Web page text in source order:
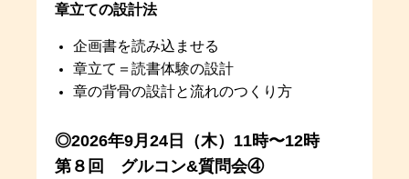
章立ての設計法
企画書を読み込ませる
章立て＝読書体験の設計
章の背骨の設計と流れのつくり方
◎2026年9月24日（木）11時〜12時
第８回 グルコン&質問会④